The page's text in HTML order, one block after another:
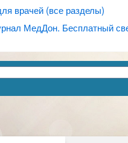
врачей (все разделы)
МедДон. Бесплатный